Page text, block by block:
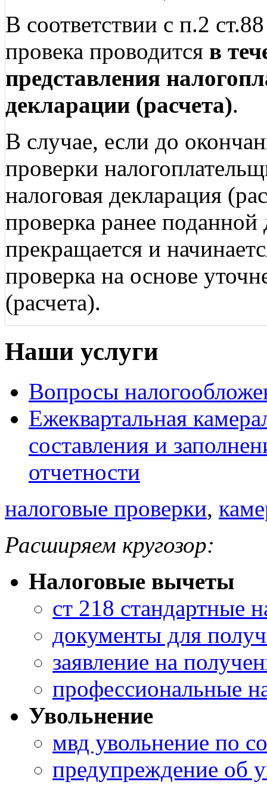
В соответствии с п.2
провека проводится в
представления
декларации (расчета).
В случае, если до
проверки
налоговая декларация
проверка ранее поданной
прекращается и
проверка на основе
(расчета).
Наши услуги
Вопросы
Ежеквартальная
составления и
отчетности
налоговые проверки,
Расширяем кругозор:
Налоговые вычеты
ст 218 стандартные
документы для
заявление на
профессиональные
Увольнение
мвд увольнение по
предупреждение об